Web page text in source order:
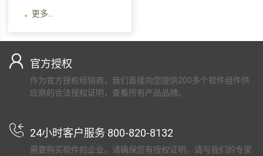
更多...
官方授权
作为官方授权经销商，我们直接向您提供200多个软件组件供
应商的合法授权证明，查看所有产品品牌。
24小时客户服务 800-820-8132
需要购买软件的企业，请确保您有授权证明，请与我们的专家